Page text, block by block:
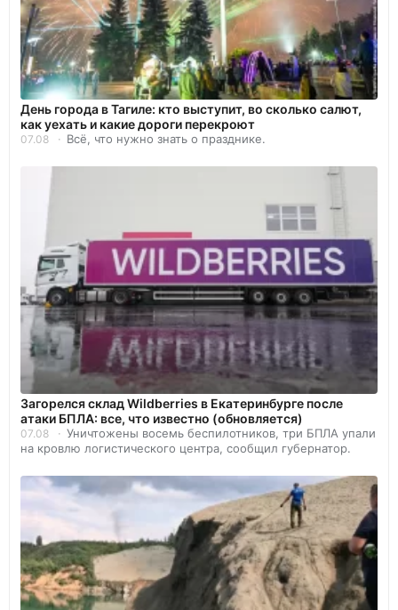
День города в Тагиле: кто выступит, во сколько салют,
как уехать и какие дороги перекроют
07.08 Всё, что нужно знать о празднике.
Загорелся склад Wildberries в Екатеринбурге после
атаки БПЛА: все, что известно (обновляется)
07.08
Уничтожены восемь беспилотников, три БПЛА упали
на кровлю логистического центра, сообщил губернатор.